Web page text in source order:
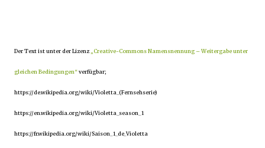
Der Text ist unter der Lizenz „Creative-Commons Namensnennung – Weitergabe unter
gleichen Bedingungen“verfügbar;
https://de.wikipedia.org/wiki/Violetta_(Fernsehserie)
https://en.wikipedia.org/wiki/Violetta_season_1
https://fr.wikipedia.org/wiki/Saison_1_de_Violetta